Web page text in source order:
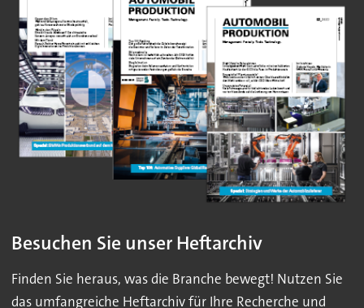
Besuchen Sie unser Heftarchiv
Finden Sie heraus, was die Branche bewegt! Nutzen Sie
das umfangreiche Heftarchiv für Ihre Recherche und